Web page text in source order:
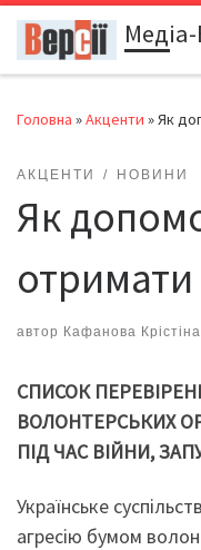
Перейти до вмісту
Медіа-
Головна »Акценти »Як
АКЦЕНТИ НОВИНИ
Як
автор Кафанова Крістіна
СПИСОК
ВОЛОНТЕРСЬКИХ
ПІД ЧАС ВІЙНИ,
Українське
агресію бумом